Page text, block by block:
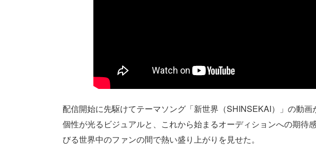
配信開始に先駆けてテーマソング「新世界（SHINSEKAI）」の動
個性が光るビジュアルと、これから始まるオーディションへの期待
びる世界中のファンの間で熱い盛り上がりを見せた。